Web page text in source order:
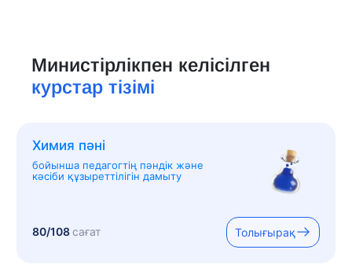
Министірлікпен келісілген
курстар тізімі
Химия пәні
бойынша педагогтің пәндік және
кәсіби құзыреттілігін дамыту
80/108сағат Толығырақ